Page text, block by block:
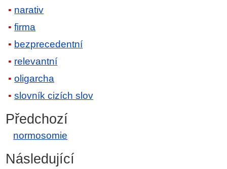
narativ
firma
bezprecedentní
relevantní
oligarcha
slovník cizích slov
Předchozí
normosomie
Následující